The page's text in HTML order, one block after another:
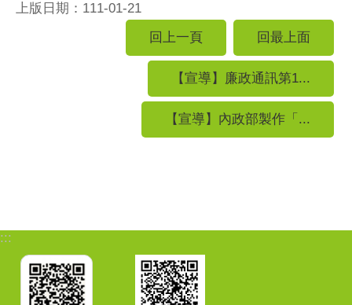
上版日期：111-01-21
回上一頁
回最上面
【宣導】廉政通訊第1...
【宣導】內政部製作「...
:::